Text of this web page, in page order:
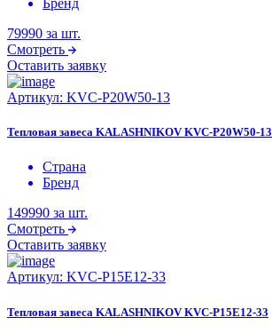
Бренд
79990 за шт.
Смотреть
Оставить заявку
Артикул: KVC-P20W50-13
Тепловая завеса KALASHNIKOV KVC-P20W50-13
Страна
Бренд
149990 за шт.
Смотреть
Оставить заявку
Артикул: KVC-P15E12-33
Тепловая завеса KALASHNIKOV KVC-P15E12-33